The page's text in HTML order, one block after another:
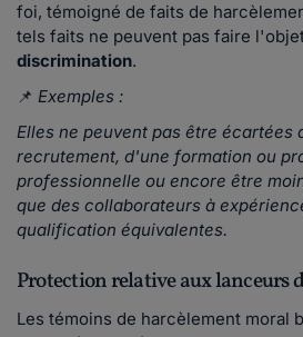
foi, témoigné de faits de
tels faits ne peuvent pas faire
discrimination.
📌 Exemples :
Elles ne peuvent pas être écartées
recrutement, d'une formation ou
professionnelle ou encore être
que des collaborateurs à
qualification équivalentes.
Protection relative aux lanceurs
Les témoins de harcèlement moral